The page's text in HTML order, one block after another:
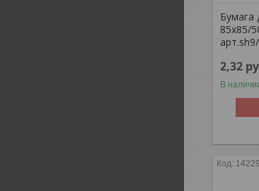
Бумага
85х85/
2,32
В
14229